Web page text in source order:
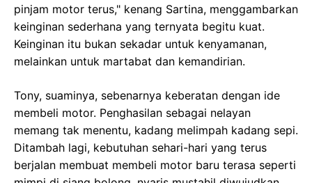
pinjam motor terus," kenang Sartina, menggambarkan
keinginan sederhana yang ternyata begitu kuat.
Keinginan itu bukan sekadar untuk kenyamanan,
melainkan untuk martabat dan kemandirian.
Tony, suaminya, sebenarnya keberatan dengan ide
membeli motor. Penghasilan sebagai nelayan
memang tak menentu, kadang melimpah kadang sepi.
Ditambah lagi, kebutuhan sehari-hari yang terus
berjalan membuat membeli motor baru terasa seperti